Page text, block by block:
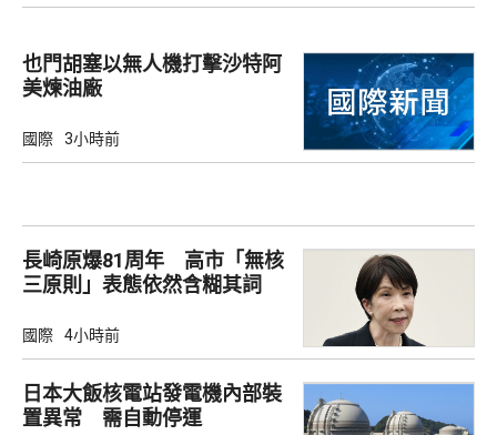
也門胡塞以無人機打擊沙特阿
美煉油廠
國際 3小時前
長崎原爆81周年 高市「無核
三原則」表態依然含糊其詞
國際 4小時前
日本大飯核電站發電機內部裝
置異常 需自動停運